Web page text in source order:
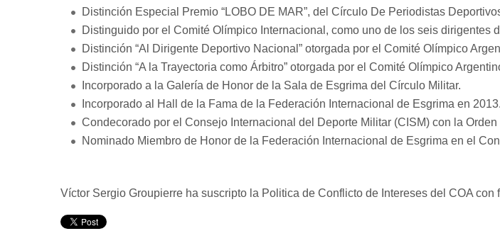
Distinción Especial Premio “LOBO DE MAR”, del Círculo De Periodistas
Distinguido por el Comité Olímpico Internacional, como uno de los seis dirigentes
Distinción “Al Dirigente Deportivo Nacional” otorgada por el Comité Olímpico
Distinción “A la Trayectoria como Árbitro” otorgada por el Comité Olímpico
Incorporado a la Galería de Honor de la Sala de Esgrima del Círculo Militar.
Incorporado al Hall de la Fama de la Federación Internacional de Esgrima en 2013.
Condecorado por el Consejo Internacional del Deporte Militar (CISM) con la
Nominado Miembro de Honor de la Federación Internacional de Esgrima en el
Víctor Sergio Groupierre ha suscripto la Politica de Conflicto de Intereses del COA con